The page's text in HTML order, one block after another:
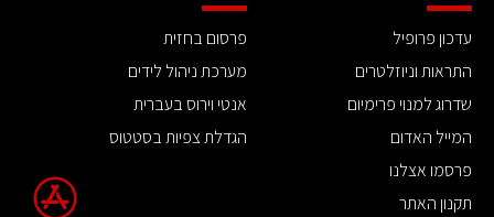
עדכון פרופיל
התראות וניוזלטרים
שדרוג למנוי פרימיום
המייל האדום
פרסמו אצלנו
תקנון האתר
פרסום בחזית
מערכת ניהול לידים
אנטי וירוס בעברית
הגדלת צפיות בסטטוס